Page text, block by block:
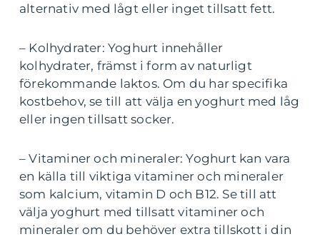
alternativ med lågt eller inget tillsatt fett.
– Kolhydrater: Yoghurt innehåller
kolhydrater, främst i form av naturligt
förekommande laktos. Om du har specifika
kostbehov, se till att välja en yoghurt med låg
eller ingen tillsatt socker.
– Vitaminer och mineraler: Yoghurt kan vara
en källa till viktiga vitaminer och mineraler
som kalcium, vitamin D och B12. Se till att
välja yoghurt med tillsatt vitaminer och
mineraler om du behöver extra tillskott i din